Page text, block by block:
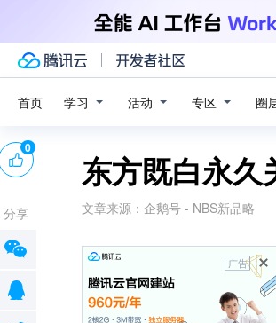
首页 学习 活动 专区 圈
东方既白永久
文章来源： 企鹅号 - NBS新品略
广告
0
分享